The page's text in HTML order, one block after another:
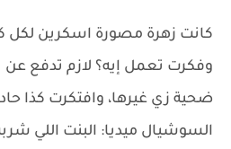
كانت زهرة مصورة اسكرين لكل
وفكرت تعمل إيه؟ لازم تدفع عن
ضحية زي غيرها، وافتكرت كذا
السوشيال ميديا: البنت اللي